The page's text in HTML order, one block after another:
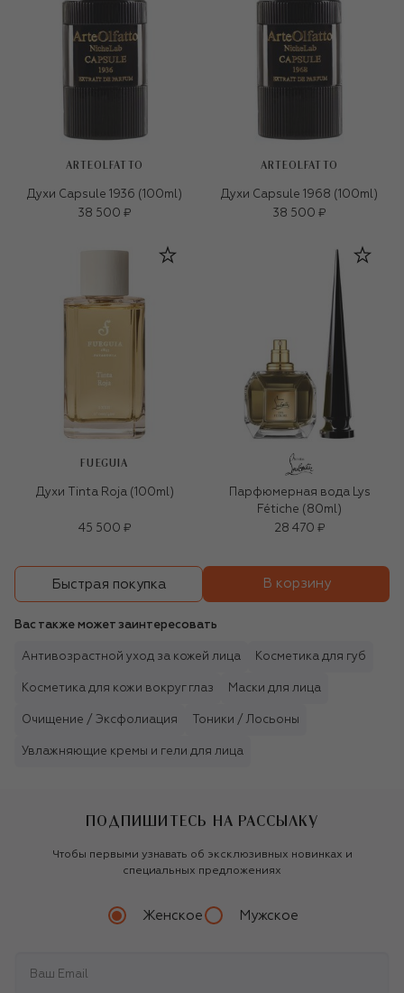
ARTEOLFATTO
Духи Capsule 1936 (100ml)
38 500 ₽
ARTEOLFATTO
Духи Capsule 1968 (100ml)
38 500 ₽
FUEGUIA
Духи Tinta Roja (100ml)
45 500 ₽
Парфюмерная вода Lys
Fétiche (80ml)
28 470 ₽
Быстрая покупка В корзину
Вас также может заинтересовать
Антивозрастной уход за кожей лица Косметика для губ
Косметика для кожи вокруг глаз Маски для лица
Очищение / Эксфолиация Тоники / Лосьоны
Увлажняющие кремы и гели для лица
ПОДПИШИТЕСЬ НА РАССЫЛКУ
Чтобы первыми узнавать об эксклюзивных новинках и
специальных предложениях
Женское Мужское